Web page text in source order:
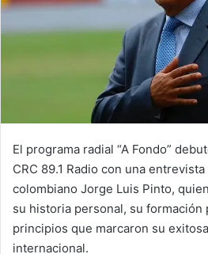
El programa radial “A Fondo”
CRC 89.1 Radio con una
colombiano Jorge Luis Pinto,
su historia personal, su formación
principios que marcaron su
internacional.